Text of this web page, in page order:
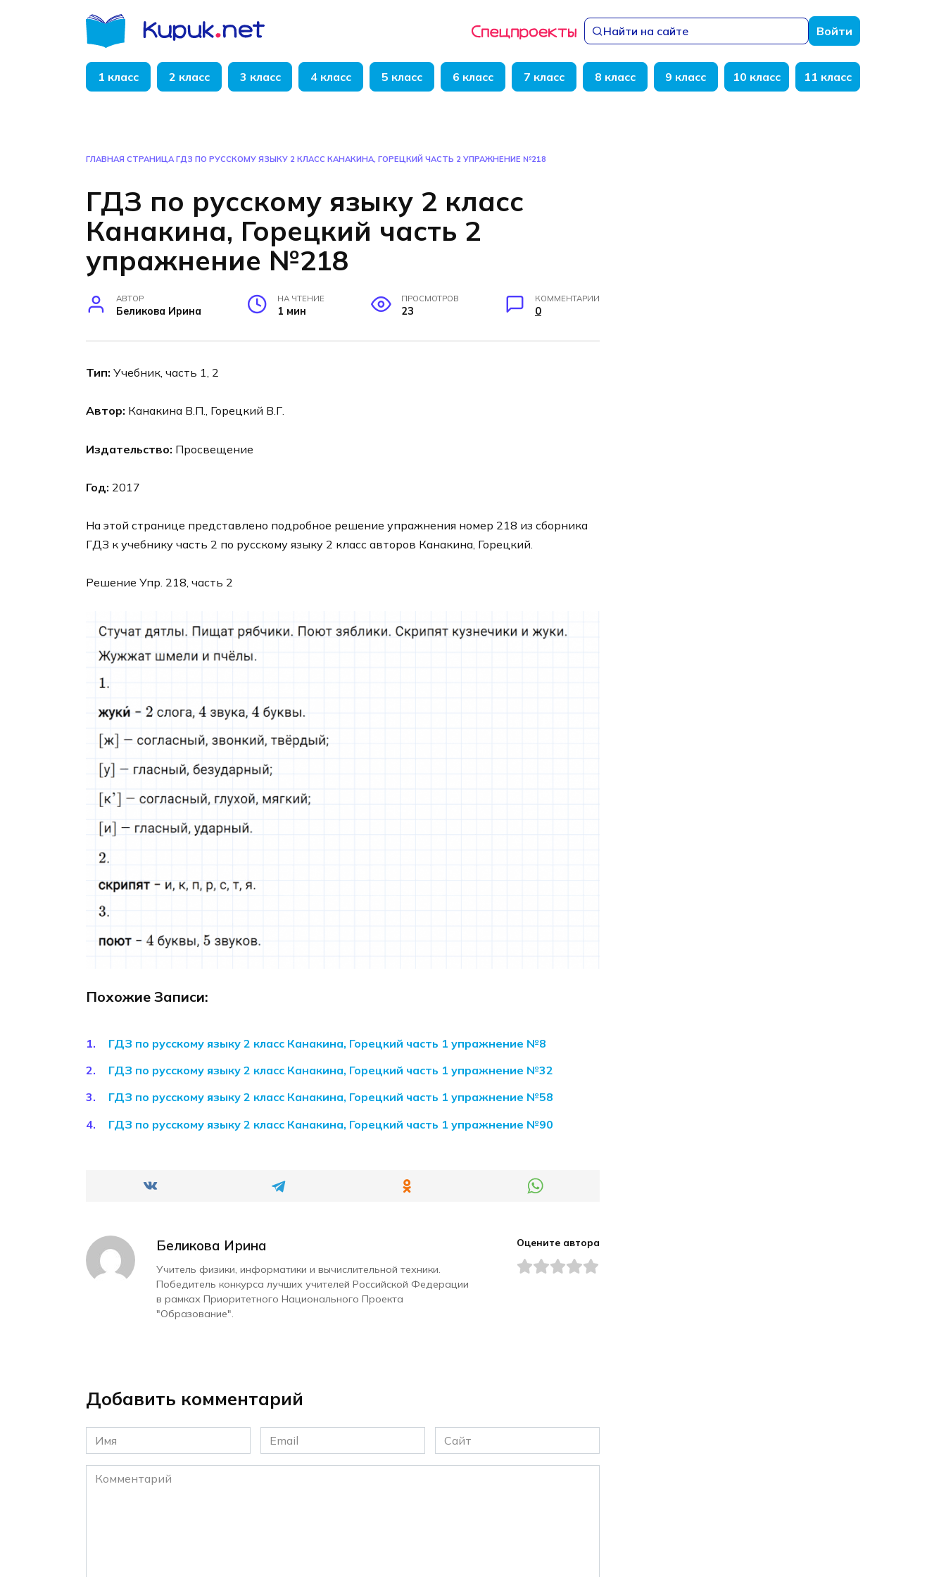
Найти на сайте Войти
1 класс 2 класс 3 класс 4 класс 5 класс 6 класс 7 класс 8 класс 9 класс 10 класс 11 класс
ГЛАВНАЯ СТРАНИЦА ГДЗ ПО РУССКОМУ ЯЗЫКУ 2 КЛАСС КАНАКИНА, ГОРЕЦКИЙ ЧАСТЬ 2 УПРАЖНЕНИЕ №218
ГДЗ по русскому языку 2 класс
Канакина, Горецкий часть 2
упражнение №218
АВТОР
Беликова Ирина
НА ЧТЕНИЕ
1 мин
ПРОСМОТРОВ
23
КОММЕНТАРИИ
0
Тип: Учебник, часть 1, 2
Автор: Канакина В.П., Горецкий В.Г.
Издательство: Просвещение
Год: 2017
На этой странице представлено подробное решение упражнения номер 218 из сборника
ГДЗ к учебнику часть 2 по русскому языку 2 класс авторов Канакина, Горецкий.
Решение Упр. 218, часть 2
Похожие Записи:
ГДЗ по русскому языку 2 класс Канакина, Горецкий часть 1 упражнение №8
ГДЗ по русскому языку 2 класс Канакина, Горецкий часть 1 упражнение №32
ГДЗ по русскому языку 2 класс Канакина, Горецкий часть 1 упражнение №58
ГДЗ по русскому языку 2 класс Канакина, Горецкий часть 1 упражнение №90
Беликова Ирина
Учитель физики, информатики и вычислительной техники.
Победитель конкурса лучших учителей Российской Федерации
в рамках Приоритетного Национального Проекта
"Образование".
Оцените автора
Добавить комментарий
Имя
*
Email
*
Сайт
Комментарий